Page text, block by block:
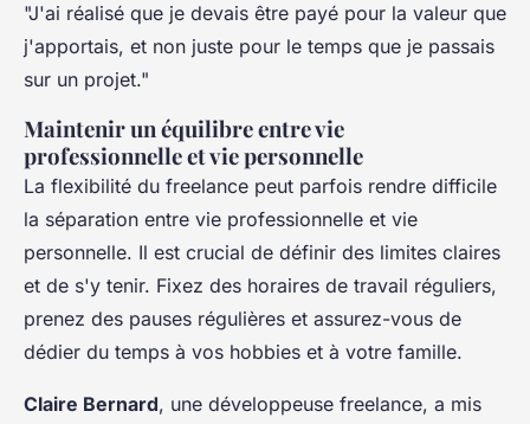
"J'ai réalisé que je devais être payé pour la valeur que
j'apportais, et non juste pour le temps que je passais
sur un projet."
Maintenir un équilibre entre vie
professionnelle et vie personnelle
La flexibilité du freelance peut parfois rendre difficile
la séparation entre vie professionnelle et vie
personnelle. Il est crucial de définir des limites claires
et de s'y tenir. Fixez des horaires de travail réguliers,
prenez des pauses régulières et assurez-vous de
dédier du temps à vos hobbies et à votre famille.
Claire Bernard, une développeuse freelance, a mis